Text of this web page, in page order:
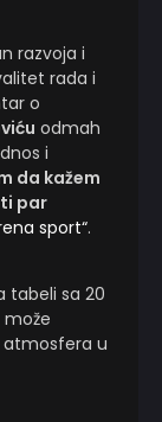
razvoja i
rada i
o
odmah
i
da kažem
ti par
sport“.
tabeli sa 20
atmosfera u